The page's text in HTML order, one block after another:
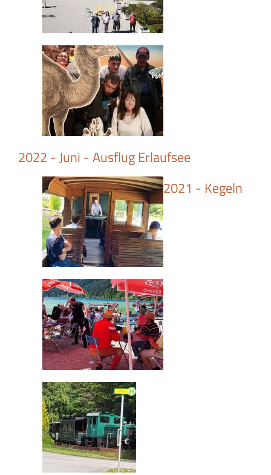
2022 - Juni - Ausflug Erlaufsee
2021 - Kegeln